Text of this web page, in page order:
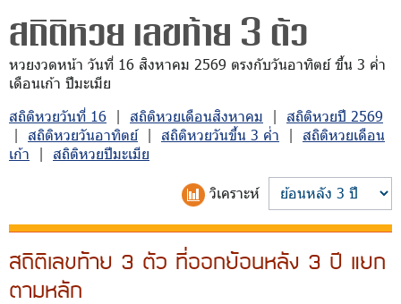
สถิติหวย เลขท้าย 3 ตัว
หวยงวดหน้า วันที่ 16 สิงหาคม 2569 ตรงกับวันอาทิตย์ ขึ้น 3 ค่ำ
เดือนเก้า ปีมะเมีย
สถิติหวยวันที่ 16 | สถิติหวยเดือนสิงหาคม | สถิติหวยปี 2569
| สถิติหวยวันอาทิตย์| สถิติหวยวันขึ้น 3 ค่ำ | สถิติหวยเดือน
เก้า | สถิติหวยปีมะเมีย
วิเคราะห์
สถิติเลขท้าย 3 ตัว ที่ออกย้อนหลัง 3 ปี แยก
ตามหลัก